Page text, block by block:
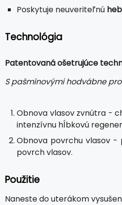
Poskytuje neuveriteľnú
Technológia
Patentovaná ošetrujúce
S pašmínovými hodvábne
Obnova vlasov zvnútra -
intenzívnu hĺbkovú
Obnova povrchu vlasov -
povrch vlasov.
Použitie
Naneste do uterákom